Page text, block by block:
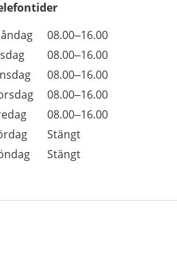
08.00–16.00
08.00–16.00
08.00–16.00
08.00–16.00
08.00–16.00
Stängt
Stängt